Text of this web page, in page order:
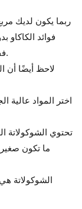
ربما يكون لديك
فوائد الكاكاو
ففكر في صنع كاكاو ساخن بدون أي كريمة أو سكر.
لاحظ أيضًا أن
تحتوي الشوكولاتة
ما تكون
الشوكولاتة